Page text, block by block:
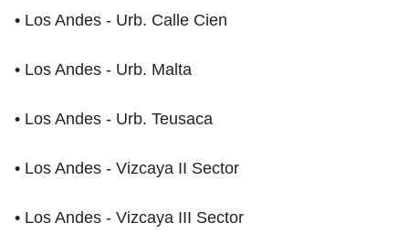
• Los Andes - Urb. Calle Cien
• Los Andes - Urb. Malta
• Los Andes - Urb. Teusaca
• Los Andes - Vizcaya II Sector
• Los Andes - Vizcaya III Sector